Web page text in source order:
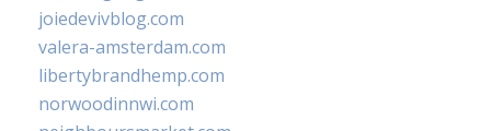
joiedevivblog.com
valera-amsterdam.com
libertybrandhemp.com
norwoodinnwi.com